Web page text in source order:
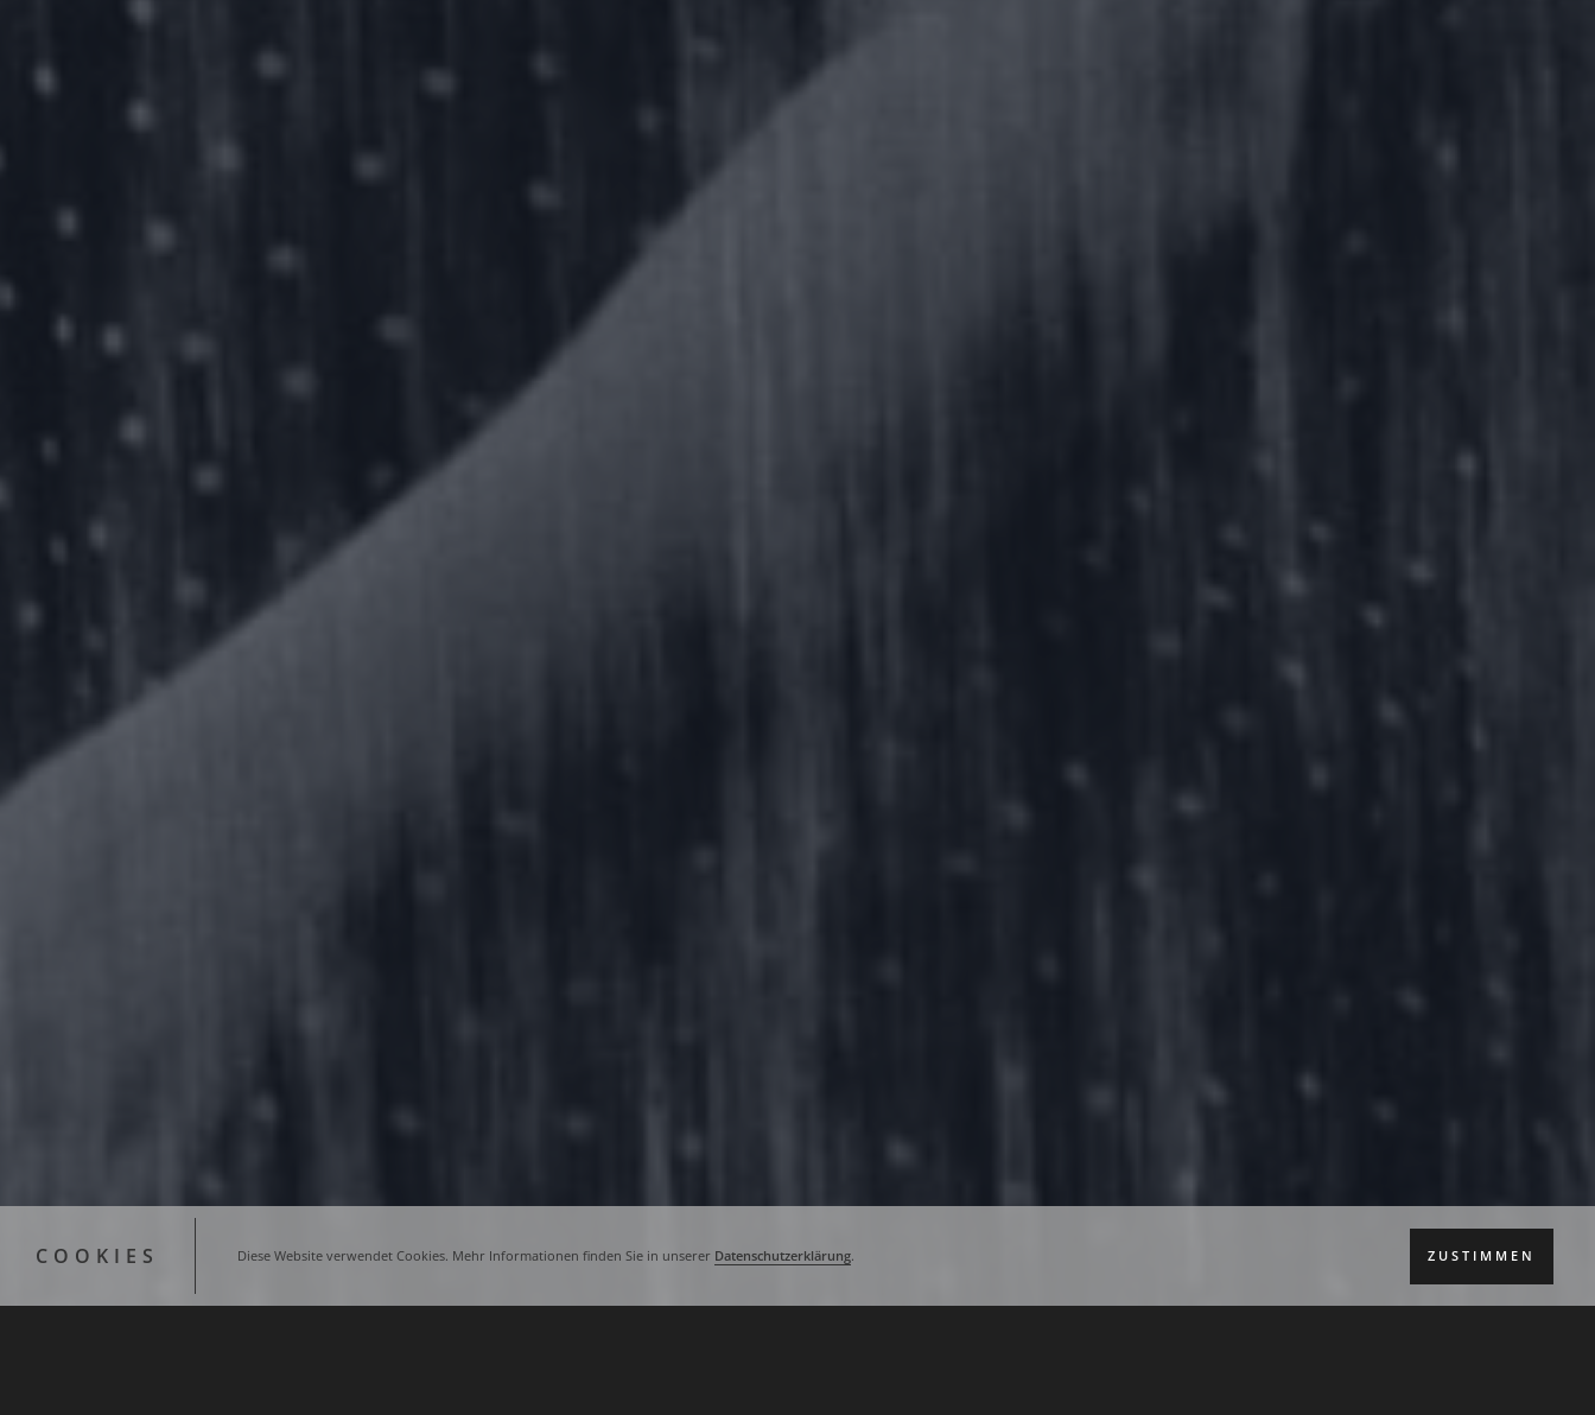
COOKIES Diese Website verwendet Cookies. Mehr Informationen finden Sie in unserer Datenschutzerklärung. ZUSTIMMEN